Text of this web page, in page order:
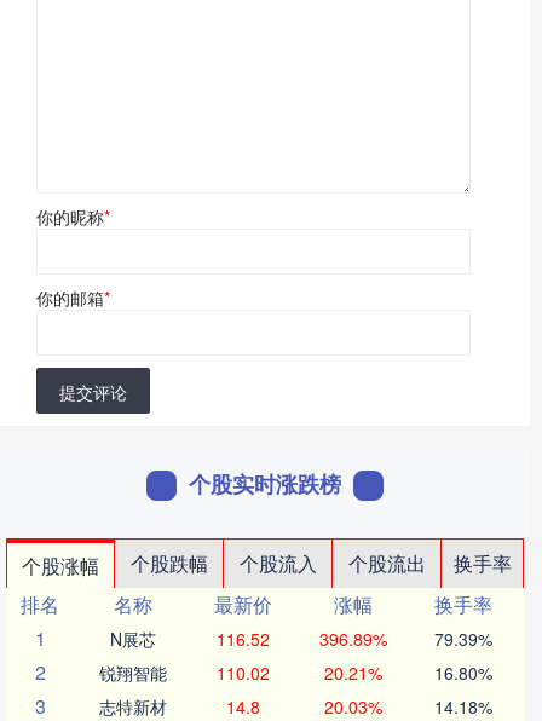
你的昵称*
你的邮箱*
提交评论
个股实时涨跌榜
个股涨幅 个股跌幅 个股流入 个股流出
换手率
排名
名称 最新价 涨幅
换手率
1
N展芯 116.52 396.89% 79.39%
2 锐翔智能 110.02 20.21% 16.80%
3 志特新材 14.8 20.03% 14.18%